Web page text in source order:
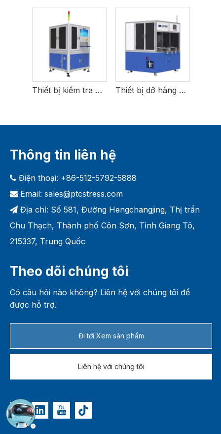
Thiết bị kiểm tra mỹ phẩm nam châm Thiết bị dỡ hàng Anode Rack
Thông tin liên hệ
 Điện thoại: +86-512-5792-5888
 Email: sales@ptcstress.com
 Địa chỉ: Số 581, Đường Hengchangjing, Thị trấn
Chu Thạch, Thành phố Côn Sơn, Tỉnh Giang Tô,
215337, Trung Quốc
Theo dõi chúng tôi
Có câu hỏi nào không? Liên hệ với chúng tôi để
được hỗ trợ.
Đi tới Xem sản phẩm
Liên hệ với chúng tôi